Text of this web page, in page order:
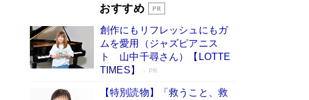
「宇宙兄弟」最終46巻がベストセラー1
物語に幕 特装版には「宇宙で描かれたマ
ンガ」も収録
Book Bang
美輪明宏 晩年の回答を集めた『ほほえんで生き
るための人生相談』がランクイン［エンターテイ
メントベストセラー］
Book Bang
おすすめ
創作にもリフレッシュにもガ
ムを愛用（ジャズピアニス
ト 山中千尋さん）【LOTTE
TIMES】
PR
【特別読物】「救うこと、救